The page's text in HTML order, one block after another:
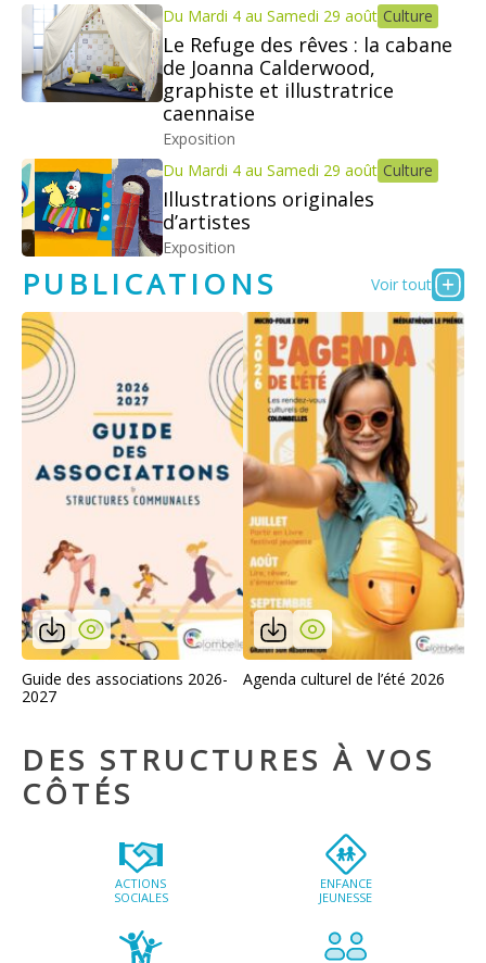
PUBLICATIONS Voir tout
Guide des associations 2026-
2027
Agenda culturel de l’été 2026
Du Mardi 4 au Samedi 29 août Culture
Le Refuge des rêves : la cabane
de Joanna Calderwood,
graphiste et illustratrice
caennaise
Exposition
Du Mardi 4 au Samedi 29 août Culture
Illustrations originales
d’artistes
Exposition
DES STRUCTURES À VOS
CÔTÉS
ACTIONS
SOCIALES
ENFANCE
JEUNESSE